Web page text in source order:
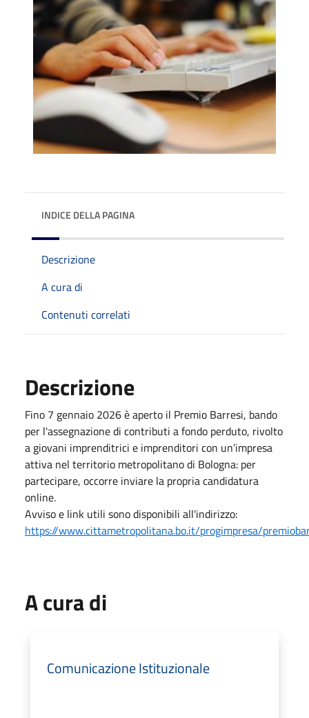
INDICE DELLA PAGINA
Descrizione
A cura di
Contenuti correlati
Descrizione
Fino 7 gennaio 2026 è aperto il Premio Barresi, bando
per l'assegnazione di contributi a fondo perduto, rivolto
a giovani imprenditrici e imprenditori con un’impresa
attiva nel territorio metropolitano di Bologna: per
partecipare, occorre inviare la propria candidatura
online.
Avviso e link utili sono disponibili all'indirizzo:
https://www.cittametropolitana.bo.it/progimpresa/
A cura di
Comunicazione Istituzionale